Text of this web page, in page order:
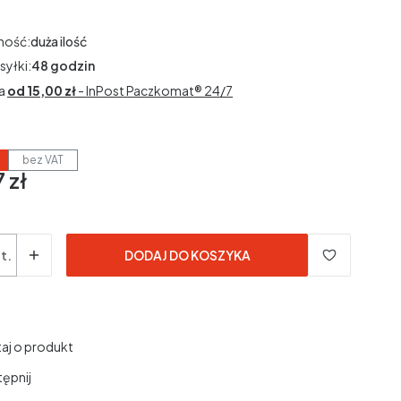
duża ilość
48 godzin
od 15,00 zł- InPost Paczkomat® 24/7
bez VAT
zł
VAT
DODAJ DO KOSZYKA
o produkt